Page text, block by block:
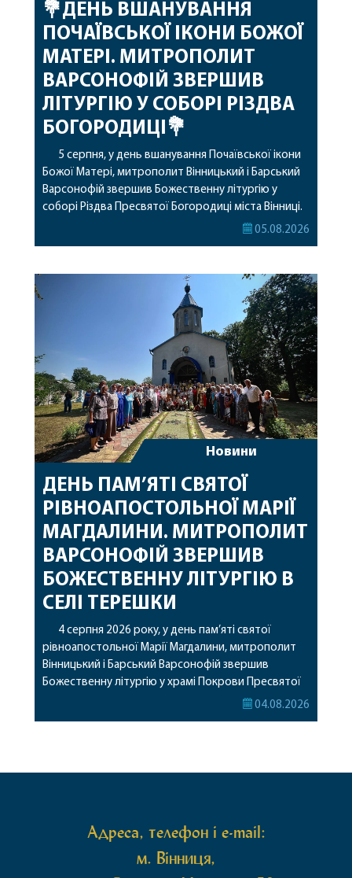
💐ДЕНЬ ВШАНУВАННЯ
ПОЧАЇВСЬКОЇ ІКОНИ БОЖОЇ
МАТЕРІ. МИТРОПОЛИТ
ВАРСОНОФІЙ ЗВЕРШИВ
ЛІТУРГІЮ У СОБОРІ РІЗДВА
БОГОРОДИЦІ💐
5 серпня, у день вшанування Почаївської ікони
Божої Матері, митрополит Вінницький і Барський
Варсонофій звершив Божественну літургію у
соборі Різдва Пресвятої Богородиці міста Вінниці.
Його Високопреосвященству співслужили
священному сані. Під час богослужіння підносилися
особливі молитви за мир в Україні, за воїнів, які
05.08.2026
Новини
ДЕНЬ ПАМ’ЯТІ СВЯТОЇ
РІВНОАПОСТОЛЬНОЇ МАРІЇ
МАГДАЛИНИ. МИТРОПОЛИТ
ВАРСОНОФІЙ ЗВЕРШИВ
БОЖЕСТВЕННУ ЛІТУРГІЮ В
СЕЛІ ТЕРЕШКИ
4 серпня 2026 року, у день пам’яті святої
рівноапостольної Марії Магдалини, митрополит
Вінницький і Барський Варсонофій звершив
Божественну літургію у храмі Покрови Пресвятої
Богородиці села Терешки Барського благочиння.
04.08.2026
Адреса, телефон і e-mail:
м. Вінниця,